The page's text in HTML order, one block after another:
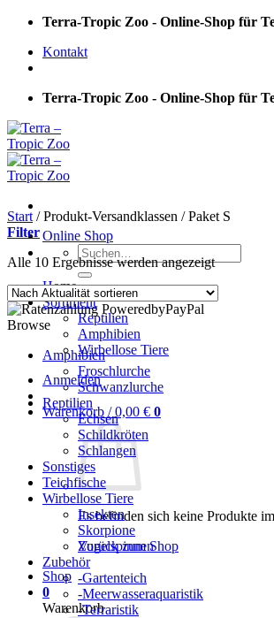
Skip
content
Terra-Tropic Zoo - Online-Shop für
Kontakt
Terra-Tropic Zoo - Online-Shop für
Online Shop
Suchen
nach:
Home
Sortiment
Reptilien
Amphibien
Wirbellose Tiere
Anmelden
Warenkorb /0,00 € 0
Es befinden sich keine Produkte
Zurück zum Shop
Shop
0
Warenkorb
Start /Produkt-Versandklassen /Paket S
Filter
Alle 10 Ergebnisse werden angezeigtNach
sortiert
Browse
Amphibien
Froschlurche
Schwanzlurche
Reptilien
Echsen
Schildkröten
Schlangen
Sonstiges
Teichfische
Wirbellose Tiere
Insekten
Skorpione
Vogelspinnen
Zubehör
-Gartenteich
-Meerwasseraquaristik
-Terraristik